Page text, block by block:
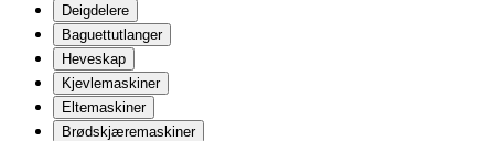
Deigdelere
Baguettutlanger
Heveskap
Kjevlemaskiner
Eltemaskiner
Brødskjæremaskiner